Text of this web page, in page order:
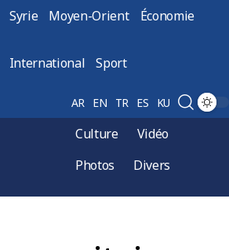
Syrie Moyen-Orient Économie
International Sport
AR EN TR ES KU
Culture
Vidéo
Photos
Divers